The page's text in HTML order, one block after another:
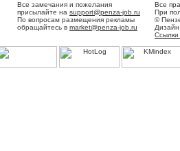
Все замечания и пожелания
присылайте на support@penza-job.ru
По вопросам размещения рекламы
обращайтесь в market@penza-job.ru
Все
При
©